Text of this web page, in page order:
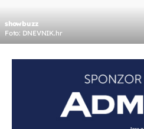
showbuzz
Foto: DNEVNIK.hr